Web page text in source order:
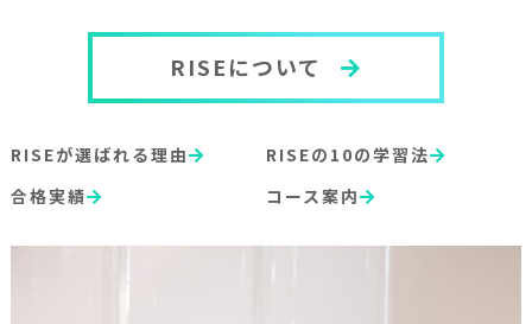
RISEについて
RISEが選ばれる理由
RISEの10の学習法
合格実績
コース案内